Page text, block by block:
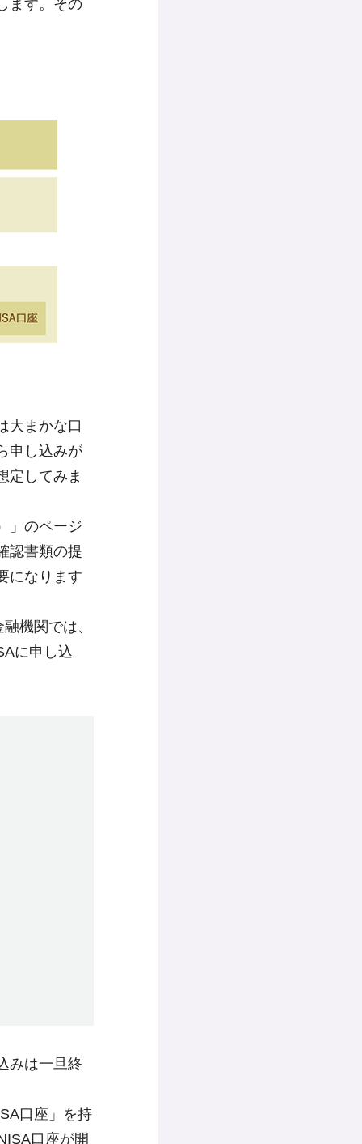
ます。その
大まかな口
申し込みが
定してみま
」のページ
認書類の提
になります
機関では、
に申し込
みは一旦終
口座」を持
口座が開